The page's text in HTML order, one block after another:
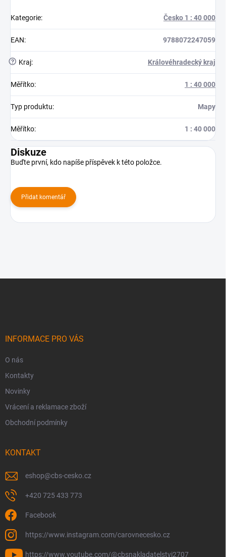
Kategorie: Česko 1 : 40 000
EAN: 9788072247059
? Kraj: Královéhradecký kraj
Měřítko: 1 : 40 000
Typ produktu: Mapy
Měřítko: 1 : 40 000
Diskuze
Buďte první, kdo napíše příspěvek k této položce.
Přidat komentář
INFORMACE PRO VÁS
O nás
Kontakty
Novinky
Vrácení a reklamace zboží
Obchodní podmínky
KONTAKT
eshop@cbs-cesko.cz
+420 725 433 773
Facebook
https://www.instagram.com/carovnecesko.cz
https://www.youtube.com/@cbsnakladatelstvi2707